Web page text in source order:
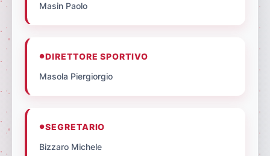
Masin Paolo
DIRETTORE SPORTIVO
Masola Piergiorgio
SEGRETARIO
Bizzaro Michele